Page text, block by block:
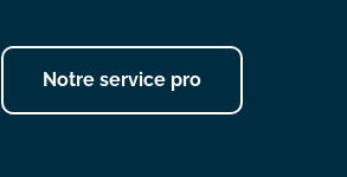
Notre service pro